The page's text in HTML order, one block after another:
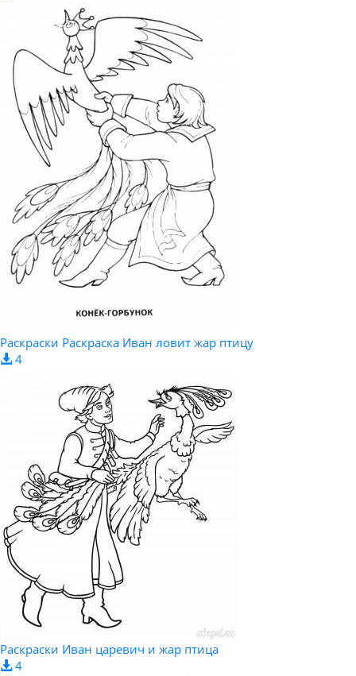
Раскраски Раскраска Иван ловит жар птицу
4
Раскраски Иван царевич и жар птица
4